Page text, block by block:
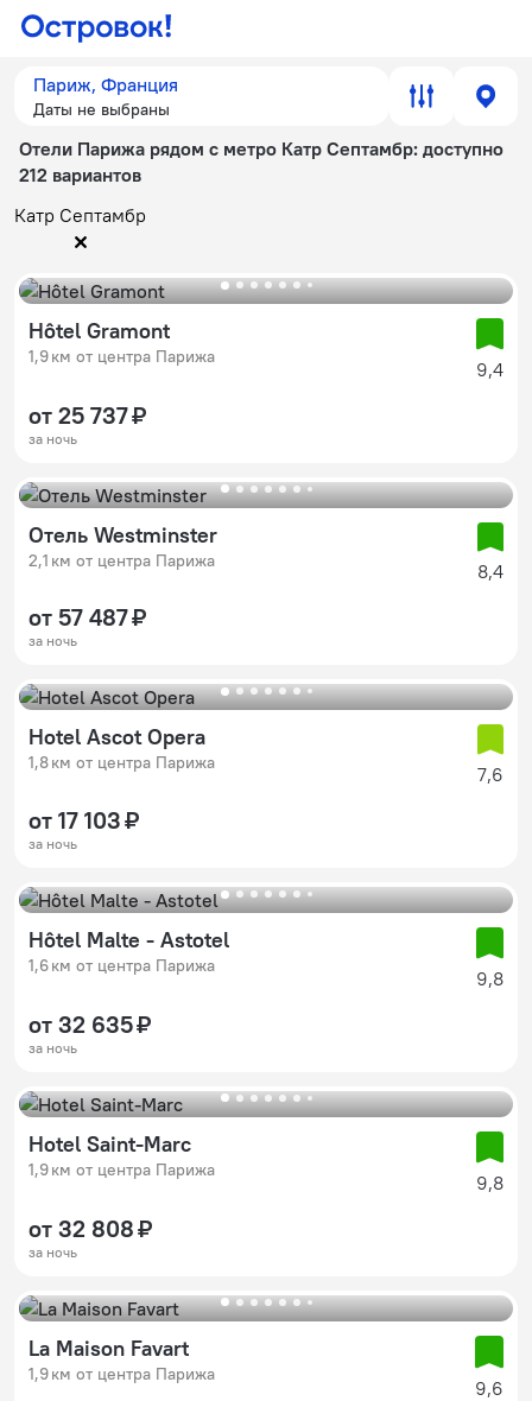
Париж, Франция
Даты не выбраны
Отели Парижа рядом с метро Катр Септамбр: доступно
212 вариантов
Катр Септамбр
Hôtel Gramont
1,9 км от центра Парижа
9,4
от 25 737 ₽
за ночь
Отель Westminster
2,1 км от центра Парижа 8,4
от 57 487 ₽
за ночь
Hotel Ascot Opera
1,8 км от центра Парижа 7,6
от 17 103 ₽
за ночь
Hôtel Malte - Astotel
1,6 км от центра Парижа
9,8
от 32 635 ₽
за ночь
Hotel Saint-Marc
1,9 км от центра Парижа
9,8
от 32 808 ₽
за ночь
La Maison Favart
1,9 км от центра Парижа
9,6